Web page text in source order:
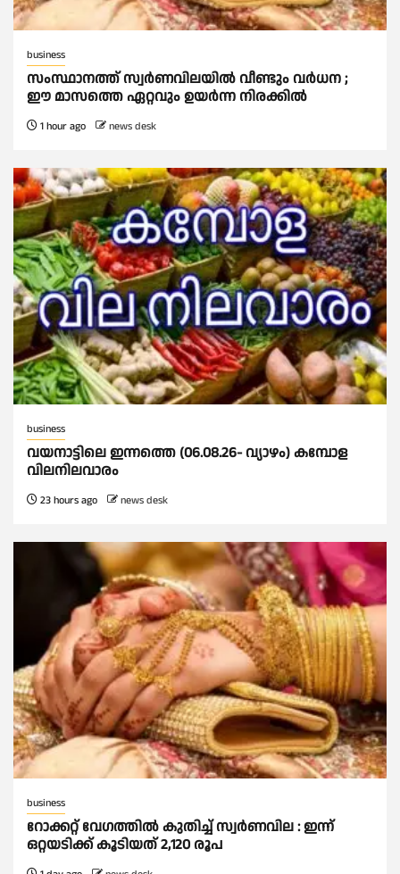
business
സംസ്ഥാനത്ത് സ്വര്‍ണവിലയില്‍ വീണ്ടും വര്‍ധന ;
ഈ മാസത്തെ ഏറ്റവും ഉയര്‍ന്ന നിരക്കില്‍
1 hour ago news desk
business
വയനാട്ടിലെ ഇന്നത്തെ (06.08.26- വ്യാഴം) കമ്പോള
വിലനിലവാരം
23 hours ago news desk
business
റോക്കറ്റ് വേഗത്തില്‍ കുതിച്ച് സ്വര്‍ണവില : ഇന്ന്
ഒറ്റയടിക്ക് കൂടിയത് 2,120 രൂപ